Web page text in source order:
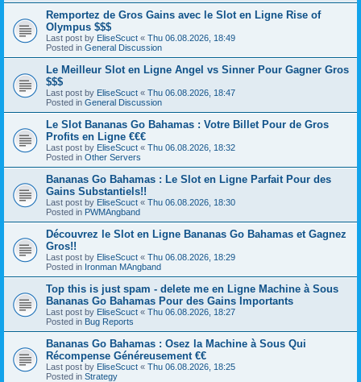
Remportez de Gros Gains avec le Slot en Ligne Rise of
Olympus $$$
Last post by EliseScuct « Thu 06.08.2026, 18:49
Posted in General Discussion
Le Meilleur Slot en Ligne Angel vs Sinner Pour Gagner Gros
$$$
Last post by EliseScuct « Thu 06.08.2026, 18:47
Posted in General Discussion
Le Slot Bananas Go Bahamas : Votre Billet Pour de Gros
Profits en Ligne €€€
Last post by EliseScuct « Thu 06.08.2026, 18:32
Posted in Other Servers
Bananas Go Bahamas : Le Slot en Ligne Parfait Pour des
Gains Substantiels!!
Last post by EliseScuct « Thu 06.08.2026, 18:30
Posted in PWMAngband
Découvrez le Slot en Ligne Bananas Go Bahamas et Gagnez
Gros!!
Last post by EliseScuct « Thu 06.08.2026, 18:29
Posted in Ironman MAngband
Top this is just spam - delete me en Ligne Machine à Sous
Bananas Go Bahamas Pour des Gains Importants
Last post by EliseScuct « Thu 06.08.2026, 18:27
Posted in Bug Reports
Bananas Go Bahamas : Osez la Machine à Sous Qui
Récompense Généreusement €€
Last post by EliseScuct « Thu 06.08.2026, 18:25
Posted in Strategy